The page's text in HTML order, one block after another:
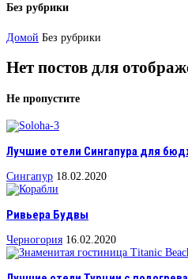
Без рубрики
Домой Без рубрики
Нет постов для
Не пропустите
Лучшие отели Сингапура для
Сингапур 18.02.2020
Ривьера Будвы
Черногория 16.02.2020